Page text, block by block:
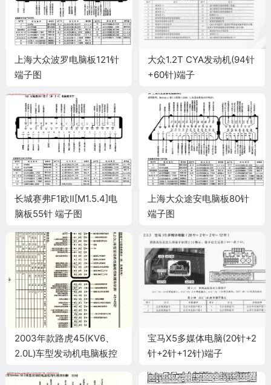
上海大众波罗电脑板121针
端子图
大众1.2T CYA发动机(94针
+60针)端子
长城赛弗F1欧Ⅱ[M1.5.4]电
脑板55针 端子图
上海大众途安电脑板80针
端子图
2003年款路虎45(KV6、
2.0L)车型发动机电脑板控
宝马X5多媒体电脑(20针+2
针+2针+12针)端子